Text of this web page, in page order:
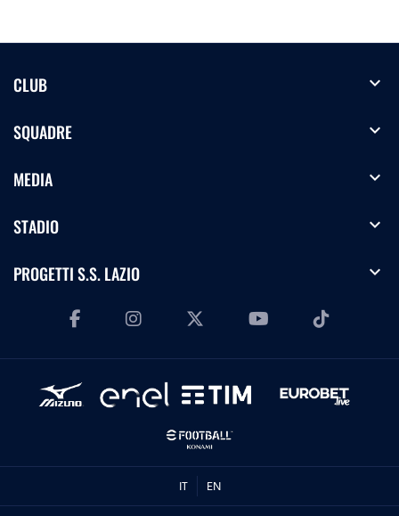
CLUB expand_more
SQUADRE expand_more
MEDIA expand_more
STADIO expand_more
PROGETTI S.S. LAZIO expand_more
IT EN